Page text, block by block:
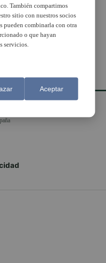
También compartimos
sitio con nuestros socios
pueden combinarla con otra
o que hayan
servicios.
Aceptar